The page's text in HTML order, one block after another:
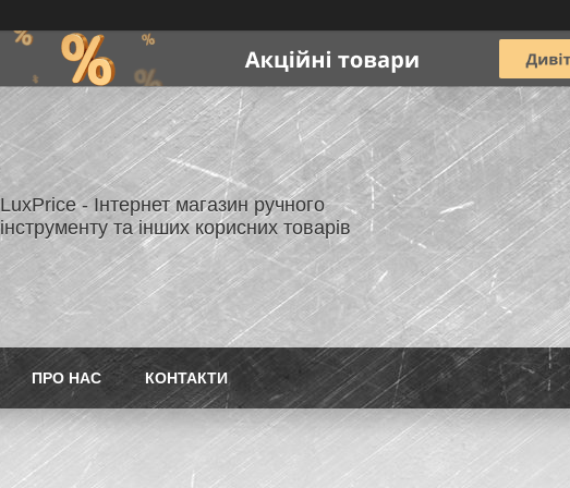
LuxPrice - Інтернет магазин ручного
інструменту та інших корисних товарів
ПРО НАС КОНТАКТИ